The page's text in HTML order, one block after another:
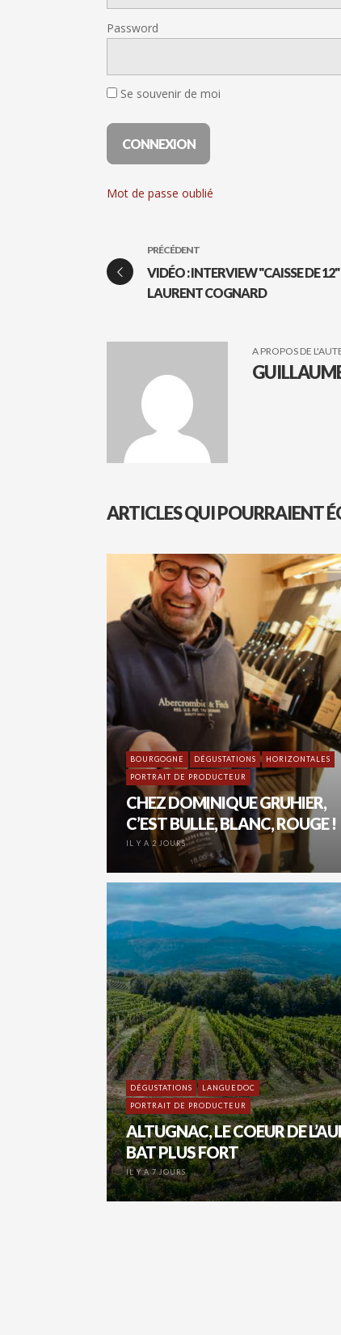
Password
Se souvenir de moi
Mot de passe oublié
PRÉCÉDENT
VIDÉO : INTERVIEW "CAISSE DE 12"
LAURENT COGNARD
A PROPOS DE
ARTICLES QUI POURRAIENT
BOURGOGNE DÉGUSTATIONS
HORIZONTALES
PORTRAIT DE PRODUCTEUR
CHEZ DOMINIQUE GRUHIER,
C’EST BULLE, BLANC, ROUGE !
IL Y A 2 JOURS
DÉGUSTATIONS
LANGUEDOC
PORTRAIT DE PRODUCTEUR
ALTUGNAC, LE COEUR DE
BAT PLUS FORT
IL Y A 7 JOURS